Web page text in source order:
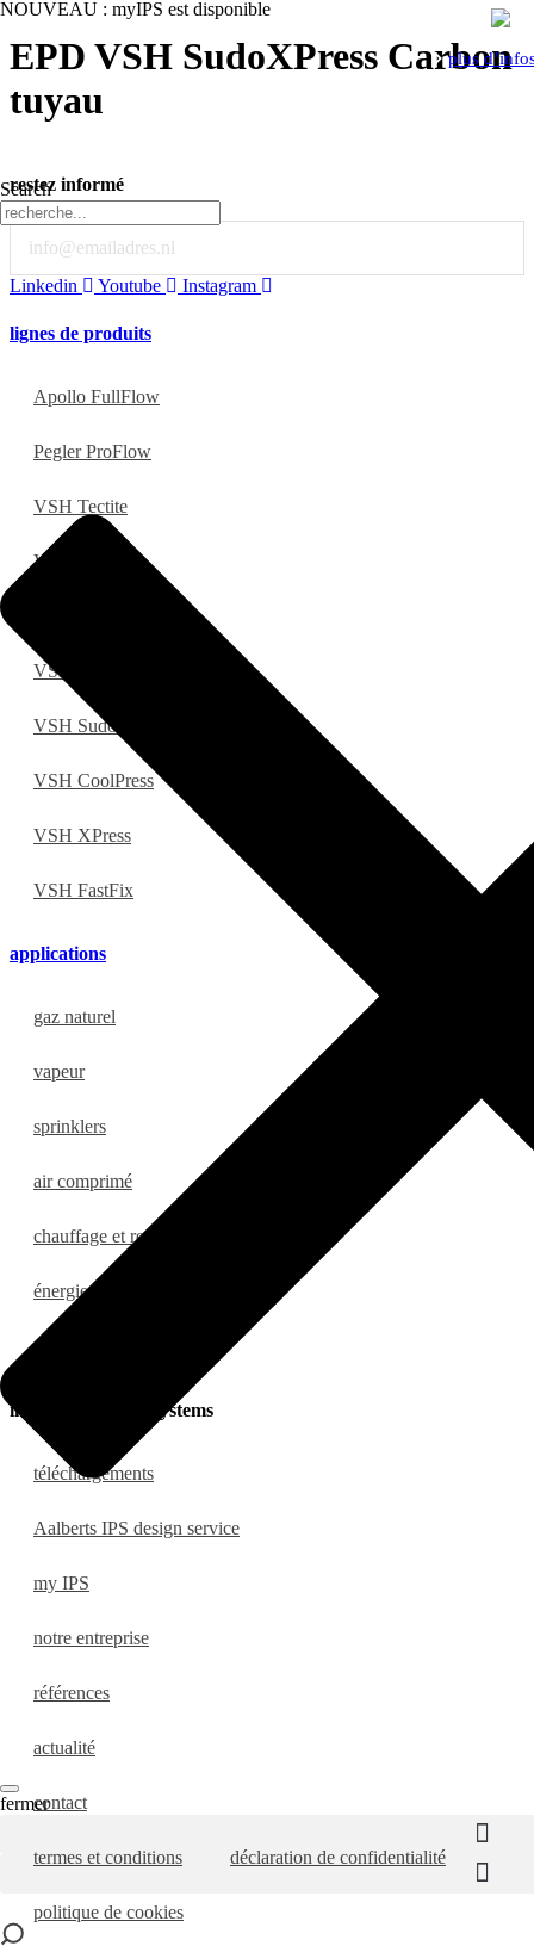
NOUVEAU : myIPS est disponible
plus
Search
fermer
EPD VSH SudoXPress Carbon
tuyau
restez informé
Email
Linkedin Youtube Instagram
lignes de produits
Apollo FullFlow
Pegler ProFlow
VSH Tectite
VSH Super
VSH PowerPress
VSH SudoPress
VSH CoolPress
VSH XPress
VSH FastFix
applications
gaz naturel
vapeur
sprinklers
air comprimé
chauffage et refroidissement
énergie solaire
eau sanitaire
integrated piping systems
téléchargements
Aalberts IPS design service
my IPS
notre entreprise
références
actualité
contact
termes et conditions déclaration de confidentialité
politique de cookies